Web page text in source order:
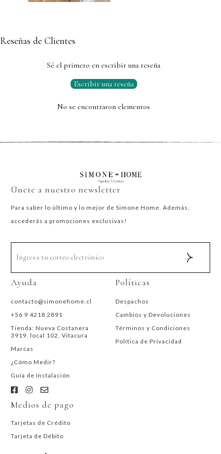
Reseñas de Clientes
Sé el primero en escribir una reseña
Escribir una reseña
No se encontraron elementos
Únete a nuestro newsletter
Para saber lo último y lo mejor de Simone Home. Además,
accederás a promociones exclusivas!
Ayuda
contacto@simonehome.cl
+56 9 4218 2891
Tienda: Nueva Costanera
3919, local 102, Vitacura
Marcas
¿Cómo Medir?
Guía de Instalación
Políticas
Despachos
Cambios y Devoluciones
Términos y Condiciones
Política de Privacidad
Medios de pago
Tarjetas de Crédito
Tarjeta de Débito